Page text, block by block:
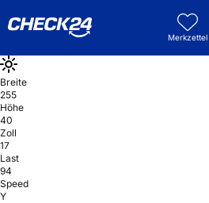
Merkzettel
Breite
255
Höhe
40
Zoll
17
Last
94
Speed
Y